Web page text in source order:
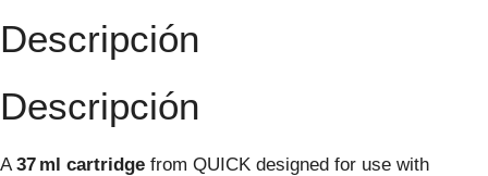
Descripción
Descripción
A37 ml cartridge from QUICK designed for use with